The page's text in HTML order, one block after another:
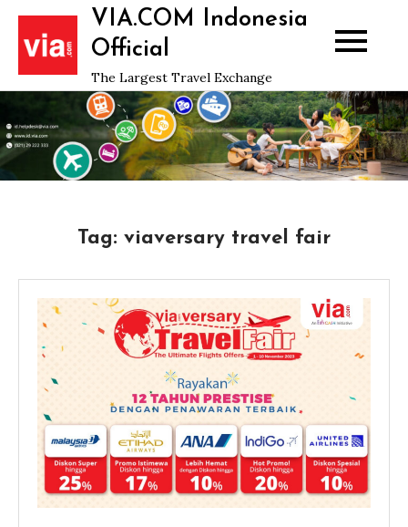
Skip
content
VIA.COM Indonesia
Official
The Largest Travel Exchange
Tag: viaversary travel fair